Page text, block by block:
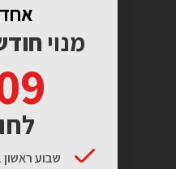
מנוי
שבוע